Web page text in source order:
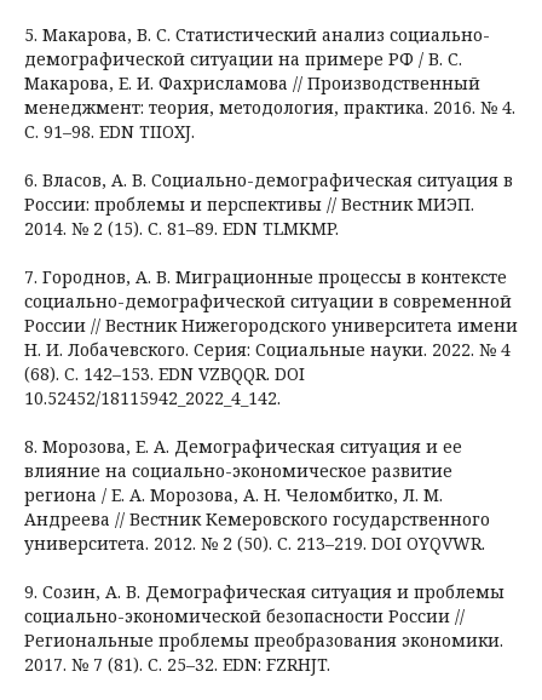
5. Макарова, В. С. Статистический анализ социально-
демографической ситуации на примере РФ / В. С.
Макарова, Е. И. Фахрисламова // Производственный
менеджмент: теория, методология, практика. 2016. № 4.
С. 91–98. EDN TIIOXJ.
6. Власов, А. В. Социально-демографическая ситуация в
России: проблемы и перспективы // Вестник МИЭП.
2014. № 2 (15). С. 81–89. EDN TLMKMP.
7. Городнов, А. В. Миграционные процессы в контексте
социально-демографической ситуации в современной
России // Вестник Нижегородского университета имени
Н. И. Лобачевского. Серия: Социальные науки. 2022. № 4
(68). C. 142–153. EDN VZBQQR. DOI
10.52452/18115942_2022_4_142.
8. Морозова, Е. А. Демографическая ситуация и ее
влияние на социально-экономическое развитие
региона / Е. A. Морозова, А. Н. Челомбитко, Л. М.
Андреева // Вестник Кемеровского государственного
университета. 2012. № 2 (50). С. 213–219. DOI OYQVWR.
9. Созин, А. В. Демографическая ситуация и проблемы
социально-экономической безопасности России //
Региональные проблемы преобразования экономики.
2017. № 7 (81). С. 25–32. EDN: FZRHJT.